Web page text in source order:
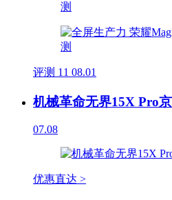
评测 11 08.01
机械革命无界15X Pro
07.08
优惠直达 >